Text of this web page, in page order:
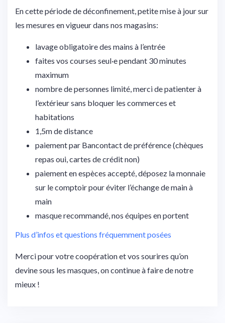
En cette période de déconfinement, petite mise à jour sur
les mesures en vigueur dans nos magasins:
lavage obligatoire des mains à l’entrée
faites vos courses seul·e pendant 30 minutes
maximum
nombre de personnes limité, merci de patienter à
l’extérieur sans bloquer les commerces et
habitations
1,5m de distance
paiement par Bancontact de préférence (chèques
repas oui, cartes de crédit non)
paiement en espèces accepté, déposez la monnaie
sur le comptoir pour éviter l’échange de main à
main
masque recommandé, nos équipes en portent
Plus d’infos et questions fréquemment posées
Merci pour votre coopération et vos sourires qu’on
devine sous les masques, on continue à faire de notre
mieux !